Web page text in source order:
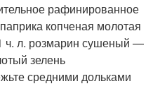
рафинированное
копченая молотая
л. розмарин сушеный —
зелень
средними дольками